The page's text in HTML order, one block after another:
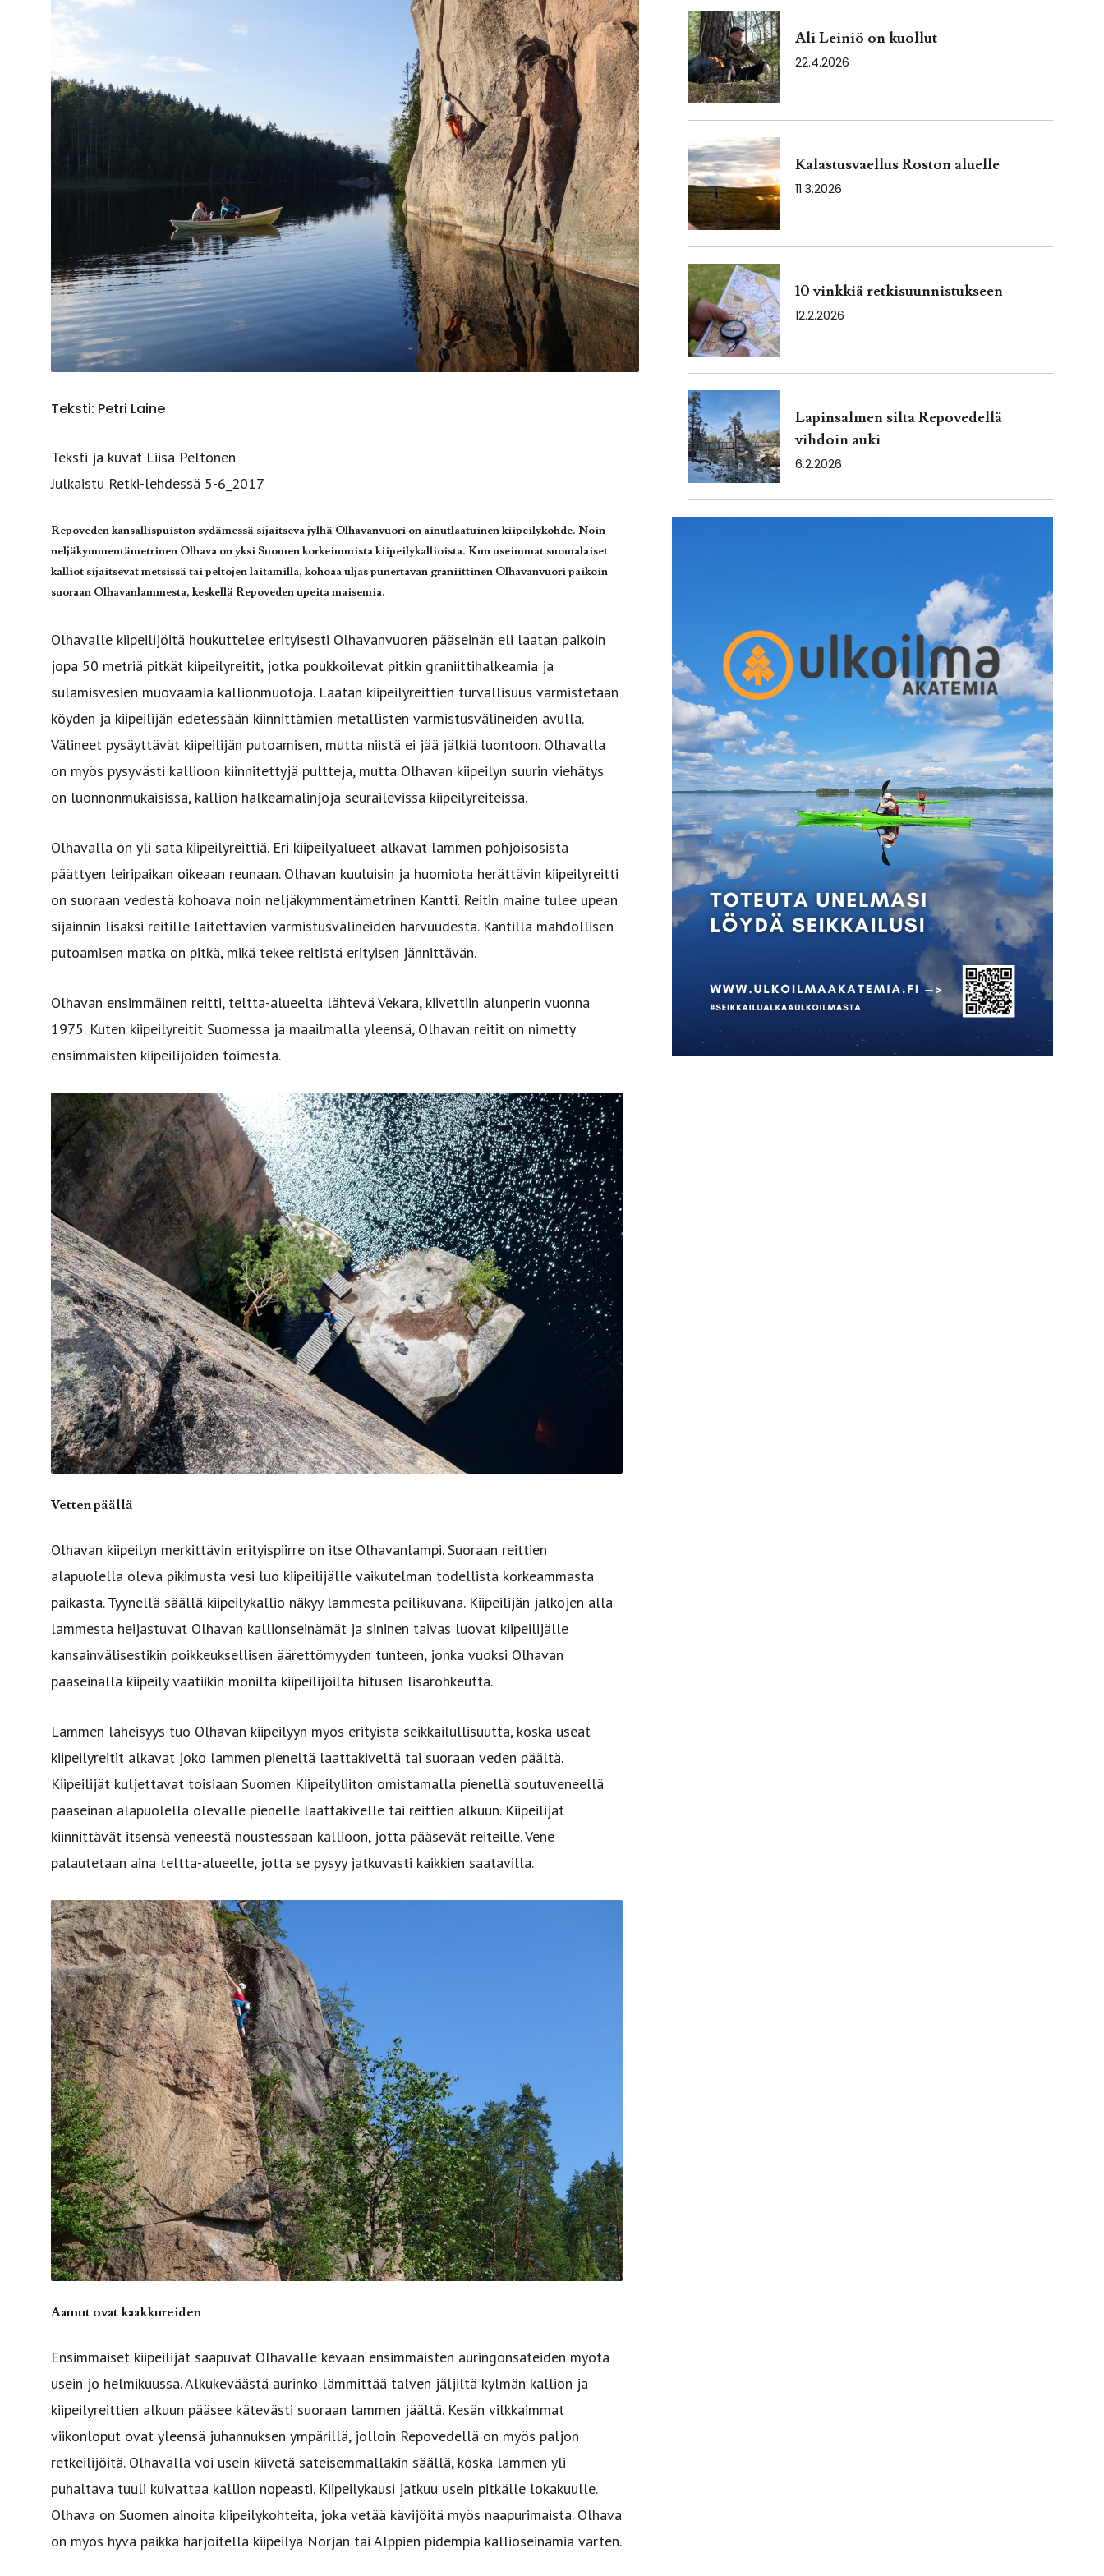
Teksti: Petri Laine
Teksti ja kuvat Liisa Peltonen
Julkaistu Retki-lehdessä 5-6_2017
Repoveden kansallispuiston sydämessä sijaitseva jylhä Olhavanvuori on ainutlaatuinen kiipeilykohde. Noin
neljäkymmentämetrinen Olhava on yksi Suomen korkeimmista kiipeilykallioista. Kun useimmat suomalaiset
kalliot sijaitsevat metsissä tai peltojen laitamilla, kohoaa uljas punertavan graniittinen Olhavanvuori paikoin
suoraan Olhavanlammesta, keskellä Repoveden upeita maisemia.
Olhavalle kiipeilijöitä houkuttelee erityisesti Olhavanvuoren pääseinän eli laatan paikoin
jopa 50 metriä pitkät kiipeilyreitit, jotka poukkoilevat pitkin graniittihalkeamia ja
sulamisvesien muovaamia kallionmuotoja. Laatan kiipeilyreittien turvallisuus varmistetaan
köyden ja kiipeilijän edetessään kiinnittämien metallisten varmistusvälineiden avulla.
Välineet pysäyttävät kiipeilijän putoamisen, mutta niistä ei jää jälkiä luontoon. Olhavalla
on myös pysyvästi kallioon kiinnitettyjä pultteja, mutta Olhavan kiipeilyn suurin viehätys
on luonnonmukaisissa, kallion halkeamalinjoja seurailevissa kiipeilyreiteissä.
Olhavalla on yli sata kiipeilyreittiä. Eri kiipeilyalueet alkavat lammen pohjoisosista
päättyen leiripaikan oikeaan reunaan. Olhavan kuuluisin ja huomiota herättävin kiipeilyreitti
on suoraan vedestä kohoava noin neljäkymmentämetrinen Kantti. Reitin maine tulee upean
sijainnin lisäksi reitille laitettavien varmistusvälineiden harvuudesta. Kantilla mahdollisen
putoamisen matka on pitkä, mikä tekee reitistä erityisen jännittävän.
Olhavan ensimmäinen reitti, teltta-alueelta lähtevä Vekara, kiivettiin alunperin vuonna
1975. Kuten kiipeilyreitit Suomessa ja maailmalla yleensä, Olhavan reitit on nimetty
ensimmäisten kiipeilijöiden toimesta.
Vetten päällä
Olhavan kiipeilyn merkittävin erityispiirre on itse Olhavanlampi. Suoraan reittien
alapuolella oleva pikimusta vesi luo kiipeilijälle vaikutelman todellista korkeammasta
paikasta. Tyynellä säällä kiipeilykallio näkyy lammesta peilikuvana. Kiipeilijän jalkojen alla
lammesta heijastuvat Olhavan kallionseinämät ja sininen taivas luovat kiipeilijälle
kansainvälisestikin poikkeuksellisen äärettömyyden tunteen, jonka vuoksi Olhavan
pääseinällä kiipeily vaatiikin monilta kiipeilijöiltä hitusen lisärohkeutta.
Lammen läheisyys tuo Olhavan kiipeilyyn myös erityistä seikkailullisuutta, koska useat
kiipeilyreitit alkavat joko lammen pieneltä laattakiveltä tai suoraan veden päältä.
Kiipeilijät kuljettavat toisiaan Suomen Kiipeilyliiton omistamalla pienellä soutuveneellä
pääseinän alapuolella olevalle pienelle laattakivelle tai reittien alkuun. Kiipeilijät
kiinnittävät itsensä veneestä noustessaan kallioon, jotta pääsevät reiteille. Vene
palautetaan aina teltta-alueelle, jotta se pysyy jatkuvasti kaikkien saatavilla.
Aamut ovat kaakkureiden
Ensimmäiset kiipeilijät saapuvat Olhavalle kevään ensimmäisten auringonsäteiden myötä
usein jo helmikuussa. Alkukeväästä aurinko lämmittää talven jäljiltä kylmän kallion ja
kiipeilyreittien alkuun pääsee kätevästi suoraan lammen jäältä. Kesän vilkkaimmat
viikonloput ovat yleensä juhannuksen ympärillä, jolloin Repovedellä on myös paljon
retkeilijöitä. Olhavalla voi usein kiivetä sateisemmallakin säällä, koska lammen yli
puhaltava tuuli kuivattaa kallion nopeasti. Kiipeilykausi jatkuu usein pitkälle lokakuulle.
Olhava on Suomen ainoita kiipeilykohteita, joka vetää kävijöitä myös naapurimaista. Olhava
on myös hyvä paikka harjoitella kiipeilyä Norjan tai Alppien pidempiä kallioseinämiä varten.
Ali Leiniö on kuollut
22.4.2026
Kalastusvaellus Roston aluelle
11.3.2026
10 vinkkiä retkisuunnistukseen
12.2.2026
Lapinsalmen silta Repovedellä
vihdoin auki
6.2.2026